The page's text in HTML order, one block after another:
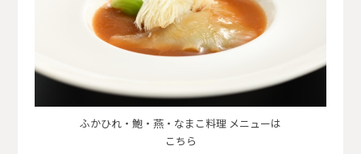
ふかひれ・鮑・燕・なまこ料理 メニューは
こちら